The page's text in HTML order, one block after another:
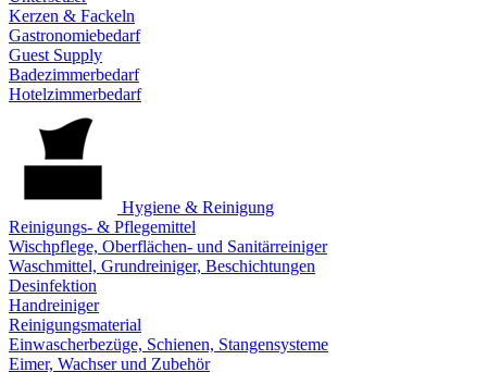
Kerzen & Fackeln
Gastronomiebedarf
Guest Supply
Badezimmerbedarf
Hotelzimmerbedarf
Hygiene & Reinigung
Reinigungs- & Pflegemittel
Wischpflege, Oberflächen- und Sanitärreiniger
Waschmittel, Grundreiniger, Beschichtungen
Desinfektion
Handreiniger
Reinigungsmaterial
Einwascherbezüge, Schienen, Stangensysteme
Eimer, Wachser und Zubehör